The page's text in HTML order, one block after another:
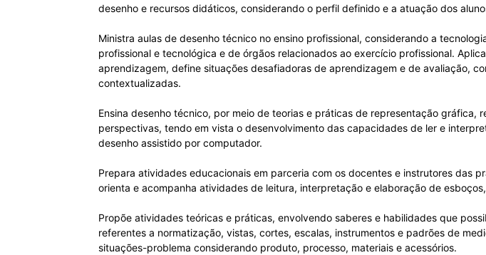
desenho e recursos didáticos, considerando o perfil definido e a atuação dos
Ministra aulas de desenho técnico no ensino profissional, considerando a
profissional e tecnológica e de órgãos relacionados ao exercício profissional.
aprendizagem, define situações desafiadoras de aprendizagem e de avaliação,
contextualizadas.
Ensina desenho técnico, por meio de teorias e práticas de representação
perspectivas, tendo em vista o desenvolvimento das capacidades de ler e
desenho assistido por computador.
Prepara atividades educacionais em parceria com os docentes e instrutores das
orienta e acompanha atividades de leitura, interpretação e elaboração de
Propõe atividades teóricas e práticas, envolvendo saberes e habilidades que
referentes a normatização, vistas, cortes, escalas, instrumentos e padrões de
situações-problema considerando produto, processo, materiais e acessórios.